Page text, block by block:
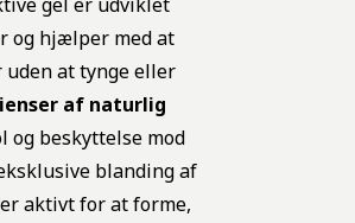
og hjælper med at
at tynge eller
af naturlig
og beskyttelse mod
blanding af
aktivt for at forme,